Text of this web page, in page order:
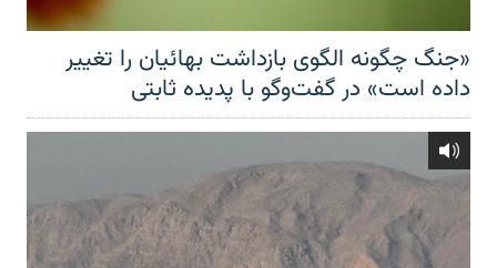
«جنگ چگونه الگوی بازداشت بهائیان را تغییر
داده است» در گفت‌وگو با پدیده ثابتی